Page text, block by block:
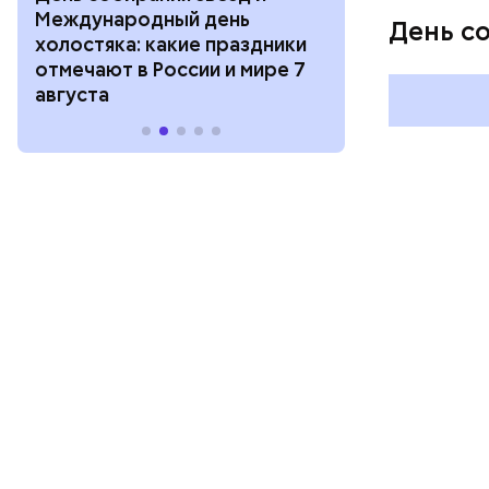
Международный день
холостяка: какие праздники
отмечают в России и мире 7
августа
и
праздники
День